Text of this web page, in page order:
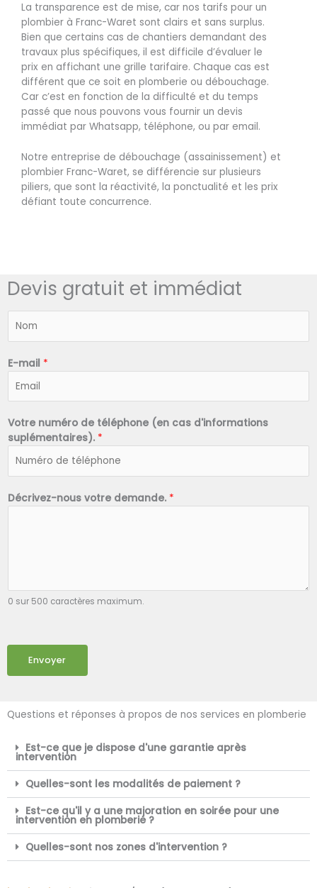
La transparence est de mise, car nos tarifs pour un
plombier à Franc-Waret sont clairs et sans surplus.
Bien que certains cas de chantiers demandant des
travaux plus spécifiques, il est difficile d’évaluer le
prix en affichant une grille tarifaire. Chaque cas est
différent que ce soit en plomberie ou débouchage.
Car c’est en fonction de la difficulté et du temps
passé que nous pouvons vous fournir un devis
immédiat par Whatsapp, téléphone, ou par email.
Notre entreprise de débouchage (assainissement) et
plombier Franc-Waret, se différencie sur plusieurs
piliers, que sont la réactivité, la ponctualité et les prix
défiant toute concurrence.
Devis gratuit et immédiat
*
E-mail *
Votre numéro de téléphone (en cas d'informations
suplémentaires). *
Décrivez-nous votre demande. *
0 sur 500 caractères maximum.
Envoyer
Questions et réponses à propos de nos services en plomberie
Est-ce que je dispose d'une garantie après
intervention
Quelles-sont les modalités de paiement ?
Est-ce qu'il y a une majoration en soirée pour une
intervention en plomberie ?
Quelles-sont nos zones d'intervention ?